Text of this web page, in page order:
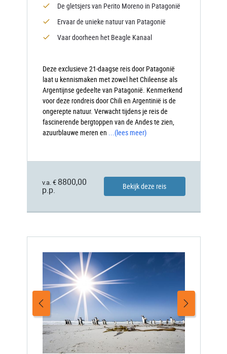
De gletsjers van Perito Moreno in Patagonië
Ervaar de unieke natuur van Patagonië
Vaar doorheen het Beagle Kanaal
Deze exclusieve 21-daagse reis door Patagonië
laat u kennismaken met zowel het Chileense als
Argentijnse gedeelte van Patagonië. Kenmerkend
voor deze rondreis door Chili en Argentinië is de
ongerepte natuur. Verwacht tijdens je reis de
fascinerende bergtoppen van de Andes te zien,
azuurblauwe meren en ...(lees meer)
v.a. € 8800,00
p.p.
Bekijk deze reis